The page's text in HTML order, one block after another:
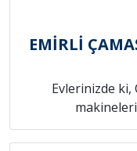
EMİRLİ
Evlerinizde ki,